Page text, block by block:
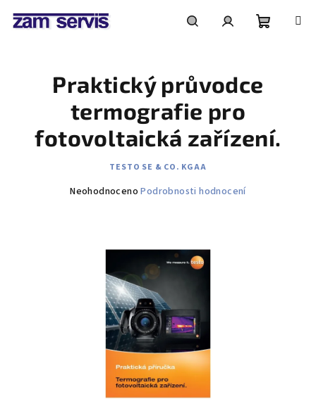
košík
Praktický průvodce
termografie pro
fotovoltaická zařízení.
TESTO SE & CO. KGAA
Průměrné
hvězdiček.
Neohodnoceno Podrobnosti hodnocení